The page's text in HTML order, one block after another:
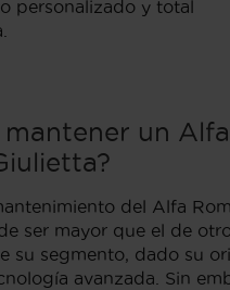
personalizado y total
mantener un Alfa
del Alfa
ser mayor que el de
su segmento, dado su
avanzada. Sin